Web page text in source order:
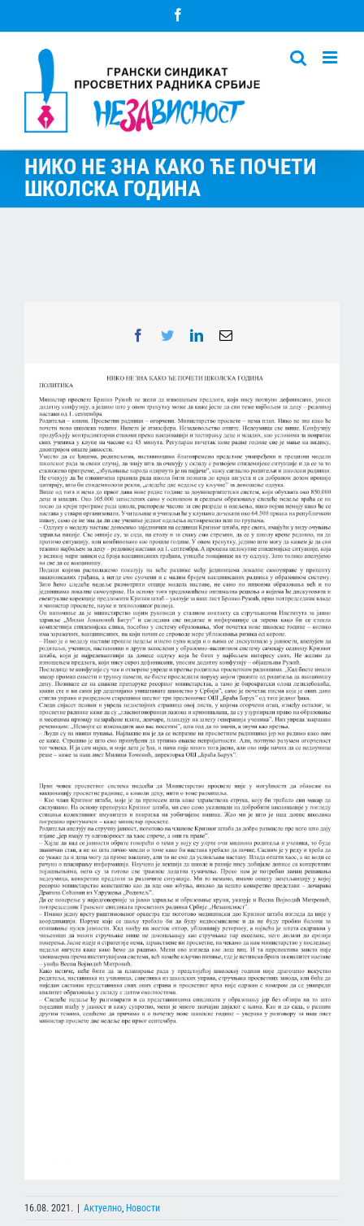
to
НИКО НЕ ЗНА КАКО ЋЕ ПОЧЕТИ
ШКОЛСКА ГОДИНА
Facebook
TwitterLinkedInEmail
16.08. 2021. Актуелно, Новости